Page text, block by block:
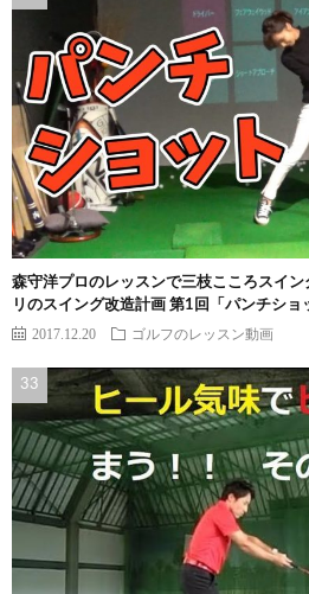
森守洋プロのレッスンで三枝こころスイ
リのスイング改造計画 第1回「パンチショ
2017.12.20 ゴルフのレッスン動画